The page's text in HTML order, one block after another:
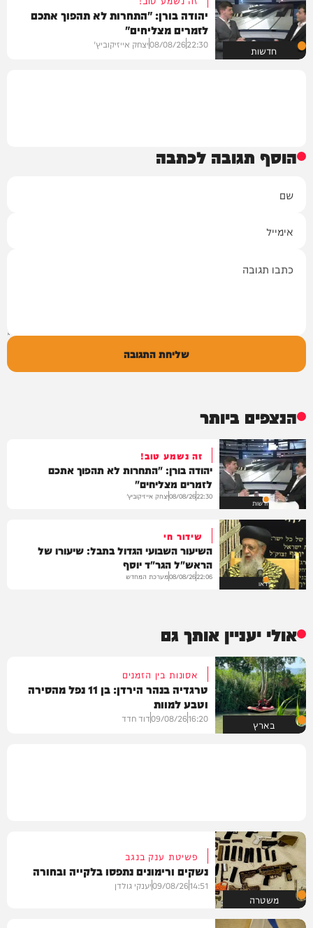
חדשות
יהודה בורן: "התחרות לא תהפוך אתכם
לזמרים מצליחים"
22:30
08/08/26יצחק אייזיקוביץ'
הוסף תגובה לכתבה
שליחת התגובה
הנצפים ביותר
חדשות
זה נשמע טוב!
יהודה בורן: "התחרות לא תהפוך אתכם
לזמרים מצליחים"
22:30
08/08/26יצחק אייזיקוביץ'
וידאו
שידור חי
השיעור השבועי הגדול בתבל: שיעורו של
הראש"ל הגר"ד יוסף
22:06
08/08/26מערכת המחדש
אולי יעניין אותך גם
בארץ
אסונות בין הזמנים
טרגדיה בנהר הירדן: בן 11 נפל מהסירה
וטבע למוות
16:20
09/08/26דוד חדד
משטרה
פשיטת ענק בנגב
נשקים ורימונים נתפסו בלקייה ובחורה
14:51
09/08/26יענקי גולדן